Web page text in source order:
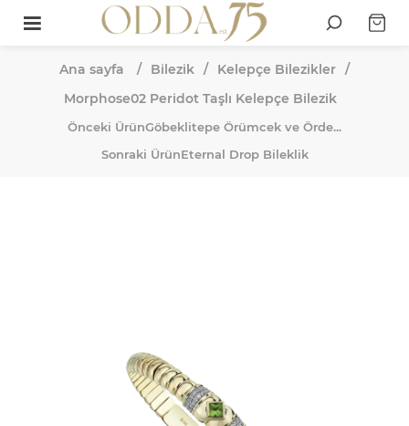
Ana sayfa / Bilezik / Kelepçe Bilezikler /
Morphose02 Peridot Taşlı Kelepçe Bilezik
Önceki ÜrünGöbeklitepe Örümcek ve Örde...
Sonraki ÜrünEternal Drop Bileklik